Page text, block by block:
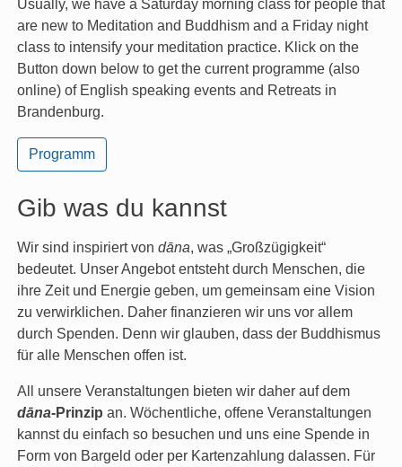
Usually, we have a Saturday morning class for people that
are new to Meditation and Buddhism and a Friday night
class to intensify your meditation practice. Klick on the
Button down below to get the current programme (also
online) of English speaking events and Retreats in
Brandenburg.
Programm
Gib was du kannst
Wir sind inspiriert von dāna, was „Großzügigkeit“
bedeutet. Unser Angebot entsteht durch Menschen, die
ihre Zeit und Energie geben, um gemeinsam eine Vision
zu verwirklichen. Daher finanzieren wir uns vor allem
durch Spenden. Denn wir glauben, dass der Buddhismus
für alle Menschen offen ist.
All unsere Veranstaltungen bieten wir daher auf dem
dāna-Prinzip an. Wöchentliche, offene Veranstaltungen
kannst du einfach so besuchen und uns eine Spende in
Form von Bargeld oder per Kartenzahlung dalassen. Für